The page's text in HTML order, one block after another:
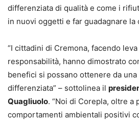
differenziata di qualità e come i
in nuovi oggetti e far guadagnare la
“I cittadini di Cremona, facendo
responsabilità, hanno dimostrato
benefici si possano ottenere da
differenziata” – sottolinea il
Quagliuolo. “Noi di Corepla, oltre a
comportamenti ambientali positivi